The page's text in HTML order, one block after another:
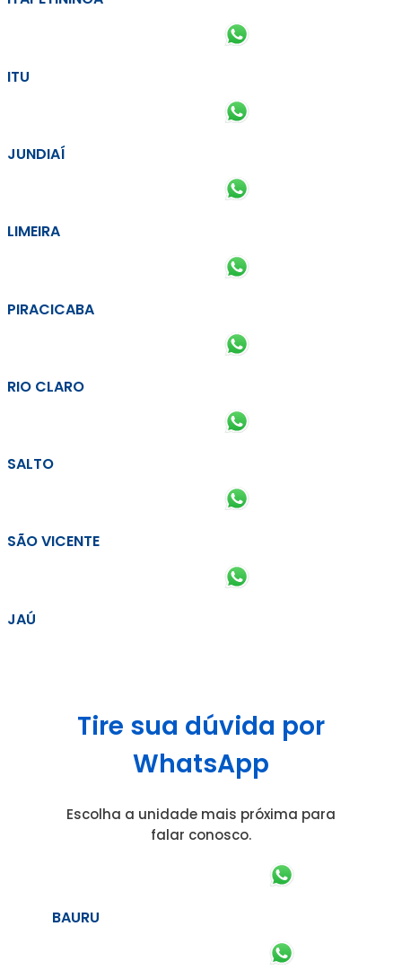
ITU
JUNDIAÍ
LIMEIRA
PIRACICABA
RIO CLARO
SALTO
SÃO VICENTE
JAÚ
Tire sua dúvida por
WhatsApp
Escolha a unidade mais próxima para
falar conosco.
BAURU